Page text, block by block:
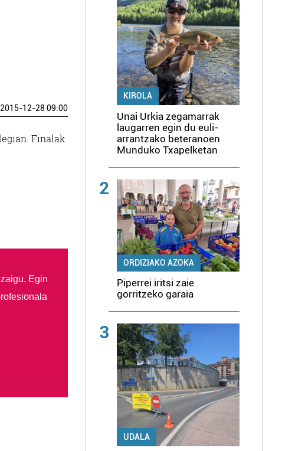
2015-12-28 09:00
Finalak
Egin
KIROLA
Unai Urkia zegamarrak
laugarren egin du euli-
arrantzako beteranoen
Munduko Txapelketan
2
ORDIZIAKO AZOKA
Piperrei iritsi zaie
gorritzeko garaia
3
UDALA